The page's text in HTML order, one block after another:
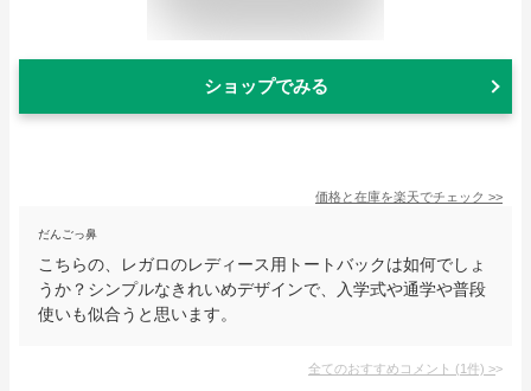
ショップでみる
価格と在庫を楽天でチェック >>
だんごっ鼻
こちらの、レガロのレディース用トートバックは如何でしょ
うか？シンプルなきれいめデザインで、入学式や通学や普段
使いも似合うと思います。
全てのおすすめコメント (1件) >